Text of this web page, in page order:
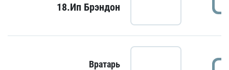
18.Ип Брэндон
Вратарь